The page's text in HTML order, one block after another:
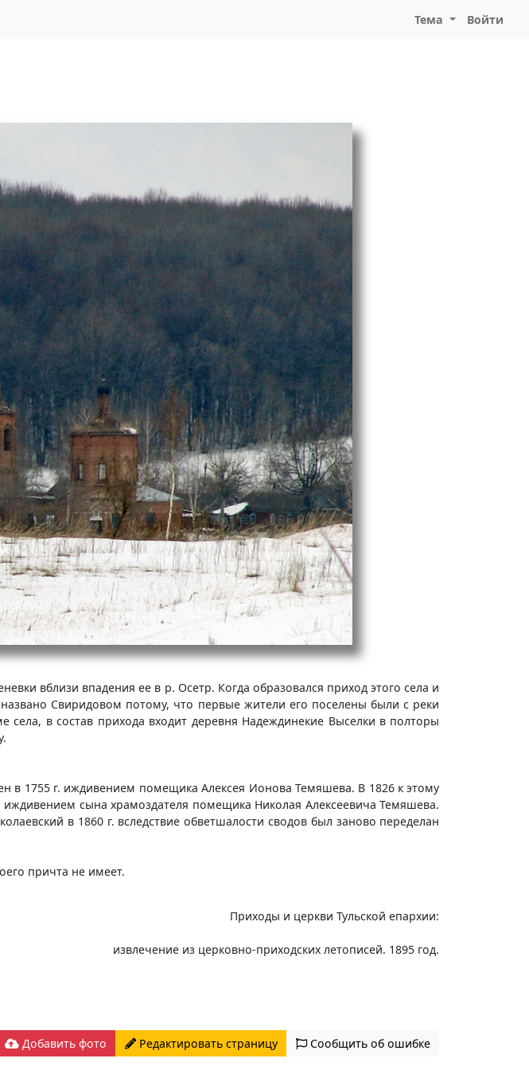
Тема Войти
вблизи впадения ее в р. Осетр. Когда образовался приход этого села и
Свиридовом потому, что первые жители его поселены были с реки
в состав прихода входит деревня Надеждинекие Выселки в полторы
в 1755 г. иждивением помещика Алексея Ионова Темяшева. В 1826 к этому
сына храмоздателя помещика Николая Алексеевича Темяшева.
в 1860 г. вследствие обветшалости сводов был заново переделан
причта не имеет.
Приходы и церкви Тульской епархии:
извлечение из церковно-приходских летописей. 1895 год.
Добавить фото Редактировать страницу Сообщить об ошибке